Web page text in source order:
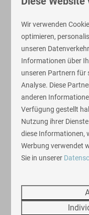
ob Sie die
für die Vermietung
dafür entscheiden,
Niederlanden zur
Ihnen sämtliche
hervorragenden
um Dinge wie
Verwaltung Sorgen
Wir verwenden
optimieren,
unseren
Informationen über
unseren Partnern für
Analyse. Diese
anderen
Verfügung gestellt
Nutzung ihrer
diese Informationen,
Werbung verwendet
Sie in unserer